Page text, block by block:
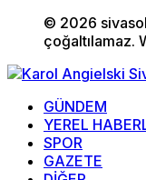
© 2026
çoğaltılamaz.
GÜNDEM
YEREL
SPOR
GAZETE